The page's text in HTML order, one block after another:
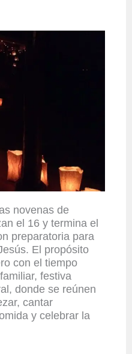
novenas de
el 16 y termina el
preparatoria para
El propósito
con el tiempo
festiva
donde se reúnen
cantar
y celebrar la